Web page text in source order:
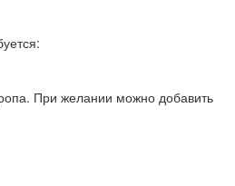
При желании можно добавить